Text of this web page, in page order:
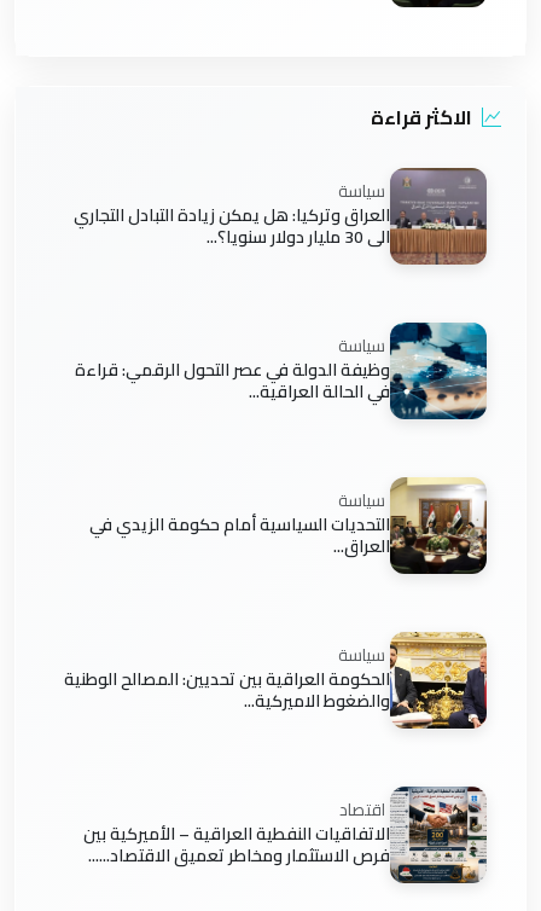
الاكثر قراءة
سياسة
العراق وتركيا: هل يمكن زيادة التبادل التجاري
الى 30 مليار دولار سنويا؟...
سياسة
وظيفة الدولة في عصر التحول الرقمي: قراءة
في الحالة العراقية...
سياسة
التحديات السياسية أمام حكومة الزيدي في
العراق...
سياسة
الحكومة العراقية بين تحديين: المصالح الوطنية
والضغوط الاميركية...
اقتصاد
الاتفاقيات النفطية العراقية – الأميركية بين
فرص الاستثمار ومخاطر تعميق الاقتصاد......